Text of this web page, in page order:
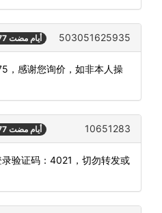
277 أيام مضت 503051625935
，感谢您询价，如非本人操
277 أيام مضت 10651283
录验证码：4021，切勿转发或